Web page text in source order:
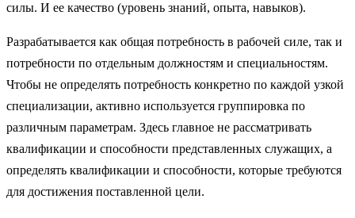
силы. И ее качество (уровень знаний, опыта, навыков).
Разрабатывается как общая потребность в рабочей силе, так и
потребности по отдельным должностям и специальностям.
Чтобы не определять потребность конкретно по каждой узкой
специализации, активно используется группировка по
различным параметрам. Здесь главное не рассматривать
квалификации и способности представленных служащих, а
определять квалификации и способности, которые требуются
для достижения поставленной цели.